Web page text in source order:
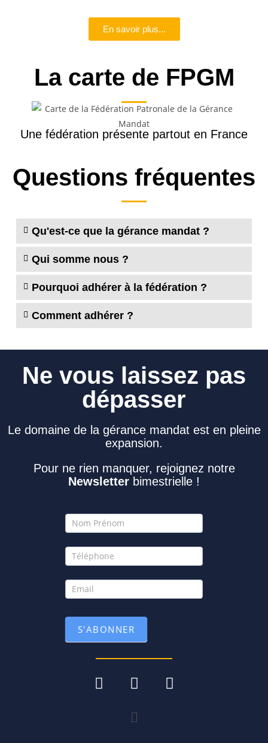
En savoir plus...
La carte de FPGM
Une fédération présente partout en France
Questions fréquentes
Qu'est-ce que la gérance mandat ?
Qui somme nous ?
Pourquoi adhérer à la fédération ?
Comment adhérer ?
Ne vous laissez pas
dépasser
Le domaine de la gérance mandat est en pleine
expansion.
Pour ne rien manquer, rejoignez notre
Newsletter bimestrielle !
Newsletter
S'ABONNER